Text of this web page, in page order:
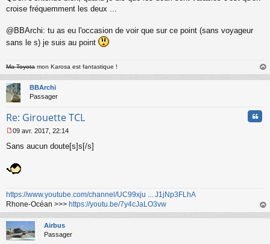
s
a
g
e
n
l
u
croise fréquemment les deux ...
@BBArchi: tu as eu l'occasion de voir que sur ce point (sans voyageur
sans le s) je suis au point
Ma Toyota mon Karosa est fantastique !
au
BBArchi
Passager
Re: Girouette TCL
e
s
a
e
n
l
u
09 avr. 2017, 22:14
Sans aucun doute[s]s[/s]
https://www.youtube.com/channel/UC99xju ... J1jNp3FLhA
Rhone-Océan >>> https://youtu.be/7y4cJaLO3vw
au
Airbus
Passager